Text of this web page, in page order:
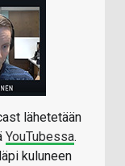
lähetetään
YouTubessa.
kuluneen